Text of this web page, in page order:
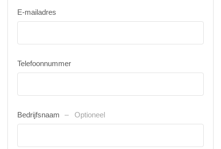
E-mailadres
Telefoonnummer
Bedrijfsnaam Optioneel